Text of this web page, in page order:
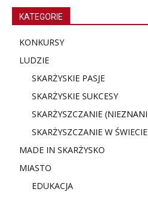
KATEGORIE
KONKURSY
LUDZIE
SKARŻYSKIE PASJE
SKARŻYSKIE SUKCESY
SKARŻYSZCZANIE (NIEZNANI
SKARŻYSZCZANIE W ŚWIECIE
MADE IN SKARŻYSKO
MIASTO
EDUKACJA